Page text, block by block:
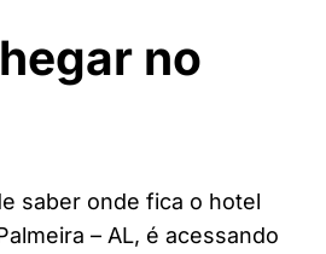
no
saber onde fica o hotel
– AL, é acessando